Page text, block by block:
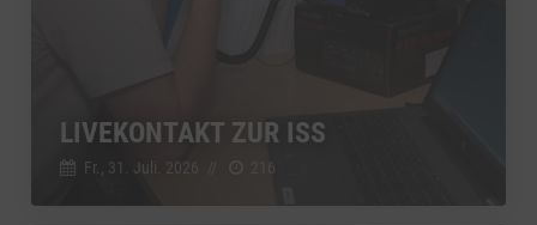
LIVEKONTAKT ZUR ISS
Fr., 31. Juli. 2026